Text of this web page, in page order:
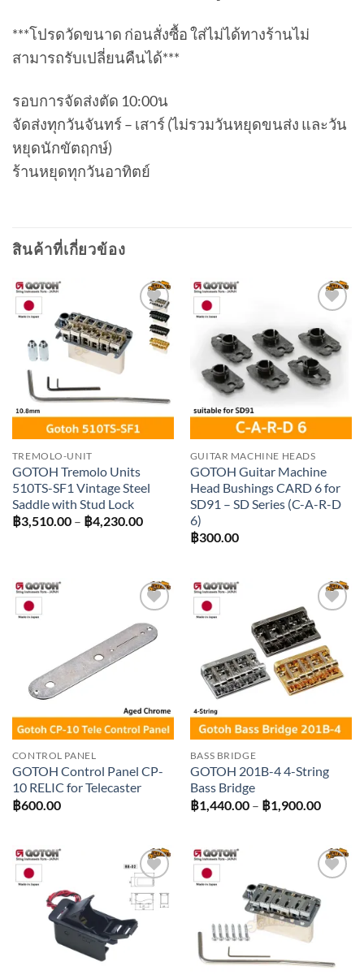
***โปรดวัดขนาด ก่อนสั่งซื้อ ใส่ไม่ได้ทางร้านไม่
สามารถรับเปลี่ยนคืนได้***
รอบการจัดส่งตัด 10:00น
จัดส่งทุกวันจันทร์ – เสาร์ (ไม่รวมวันหยุดขนส่ง และวัน
หยุดนักขัตฤกษ์)
ร้านหยุดทุกวันอาทิตย์
สินค้าที่เกี่ยวข้อง
Add to
wishlist
TREMOLO-UNIT
GOTOH Tremolo Units
510TS-SF1 Vintage Steel
Saddle with Stud Lock
฿3,510.00 – ฿4,230.00Price
฿3,510.00
wishlist
GUITAR MACHINE HEADS
GOTOH Guitar Machine
Head Bushings CARD 6 for
SD91 – SD Series (C-A-R-D
6)
฿300.00
Add to
wishlist
CONTROL PANEL
GOTOH Control Panel CP-
10 RELIC for Telecaster
฿600.00
Add to
wishlist
BASS BRIDGE
GOTOH 201B-4 4-String
Bass Bridge
฿1,440.00 – ฿1,900.00Price
฿
Add to
wishlist
Add to
wishlist